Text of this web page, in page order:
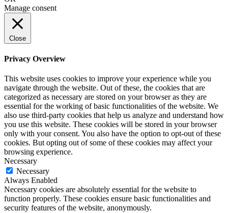
Manage consent
Close
Privacy Overview
This website uses cookies to improve your experience while you
navigate through the website. Out of these, the cookies that are
categorized as necessary are stored on your browser as they are
essential for the working of basic functionalities of the website. We
also use third-party cookies that help us analyze and understand how
you use this website. These cookies will be stored in your browser
only with your consent. You also have the option to opt-out of these
cookies. But opting out of some of these cookies may affect your
browsing experience.
Necessary
Necessary
Always Enabled
Necessary cookies are absolutely essential for the website to
function properly. These cookies ensure basic functionalities and
security features of the website, anonymously.